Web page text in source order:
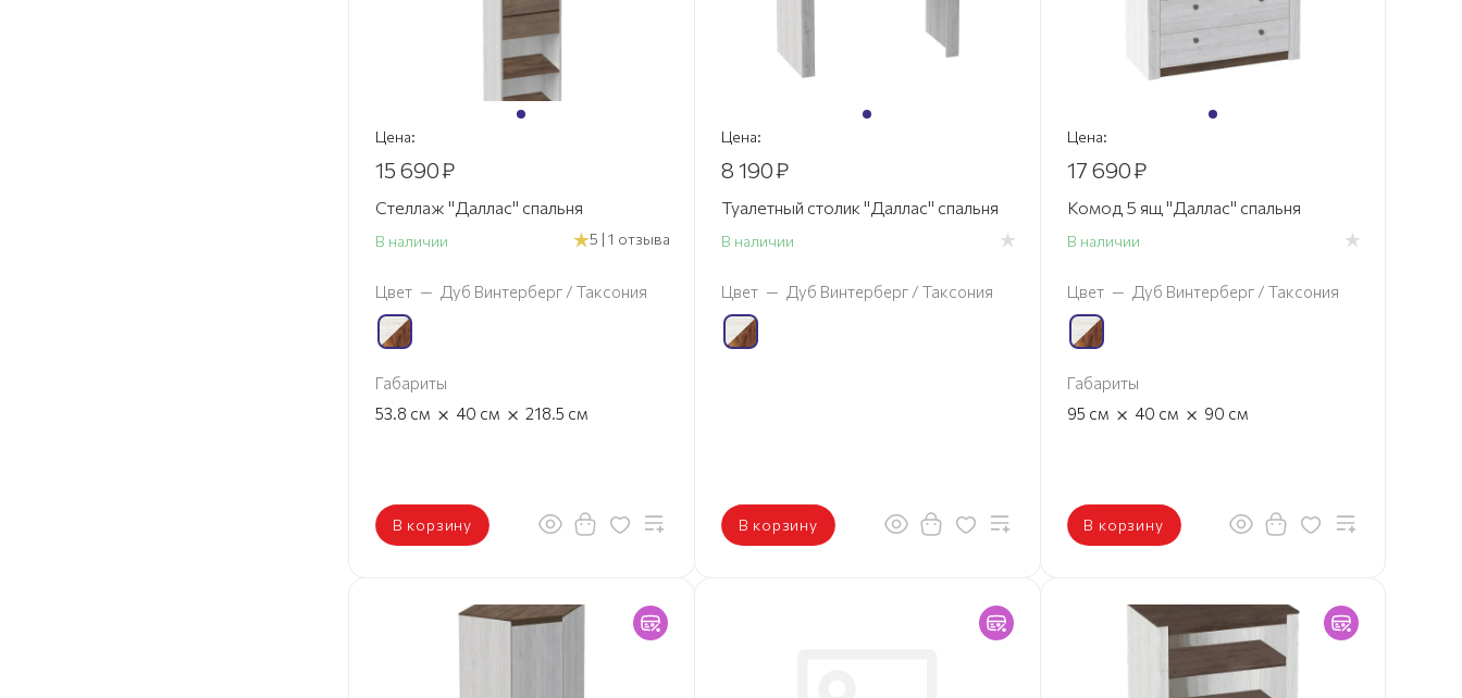
Цена:
15 690₽
Стеллаж "Даллас" спальня
В наличии 5 | 1 отзыва
Цвет — Дуб Винтерберг / Таксония
Габариты
53.8 см × 40 см × 218.5 см
В корзину
Цена:
8 190₽
Туалетный столик "Даллас" спальня
В наличии
Цвет — Дуб Винтерберг / Таксония
В корзину
Цена:
17 690₽
Комод 5 ящ "Даллас" спальня
В наличии
Цвет — Дуб Винтерберг / Таксония
Габариты
95 см × 40 см × 90 см
В корзину